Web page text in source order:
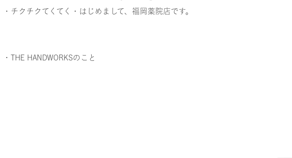
・チクチクてくてく
・はじめまして、福岡薬院店です。
・THE HANDWORKSのこと